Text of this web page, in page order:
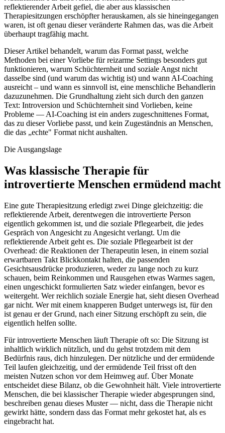
reflektierender Arbeit gefiel, die aber aus klassischen
Therapiesitzungen erschöpfter herauskamen, als sie hineingegangen
waren, ist oft genau dieser veränderte Rahmen das, was die Arbeit
überhaupt tragfähig macht.
Dieser Artikel behandelt, warum das Format passt, welche
Methoden bei einer Vorliebe für reizarme Settings besonders gut
funktionieren, warum Schüchternheit und soziale Angst nicht
dasselbe sind (und warum das wichtig ist) und wann AI-Coaching
ausreicht – und wann es sinnvoll ist, eine menschliche Behandlerin
dazuzunehmen. Die Grundhaltung zieht sich durch den ganzen
Text: Introversion und Schüchternheit sind Vorlieben, keine
Probleme — AI-Coaching ist ein anders zugeschnittenes Format,
das zu dieser Vorliebe passt, und kein Zugeständnis an Menschen,
die das „echte" Format nicht aushalten.
Die Ausgangslage
Was klassische Therapie für
introvertierte Menschen ermüdend macht
Eine gute Therapiesitzung erledigt zwei Dinge gleichzeitig: die
reflektierende Arbeit, derentwegen die introvertierte Person
eigentlich gekommen ist, und die soziale Pflegearbeit, die jedes
Gespräch von Angesicht zu Angesicht verlangt. Um die
reflektierende Arbeit geht es. Die soziale Pflegearbeit ist der
Overhead: die Reaktionen der Therapeutin lesen, in einem sozial
erwartbaren Takt Blickkontakt halten, die passenden
Gesichtsausdrücke produzieren, weder zu lange noch zu kurz
schauen, beim Reinkommen und Rausgehen etwas Warmes sagen,
einen ungeschickt formulierten Satz wieder einfangen, bevor es
weitergeht. Wer reichlich soziale Energie hat, sieht diesen Overhead
gar nicht. Wer mit einem knapperen Budget unterwegs ist, für den
ist genau er der Grund, nach einer Sitzung erschöpft zu sein, die
eigentlich helfen sollte.
Für introvertierte Menschen läuft Therapie oft so: Die Sitzung ist
inhaltlich wirklich nützlich, und du gehst trotzdem mit dem
Bedürfnis raus, dich hinzulegen. Der nützliche und der ermüdende
Teil laufen gleichzeitig, und der ermüdende Teil frisst oft den
meisten Nutzen schon vor dem Heimweg auf. Über Monate
entscheidet diese Bilanz, ob die Gewohnheit hält. Viele introvertierte
Menschen, die bei klassischer Therapie wieder abgesprungen sind,
beschreiben genau dieses Muster — nicht, dass die Therapie nicht
gewirkt hätte, sondern dass das Format mehr gekostet hat, als es
eingebracht hat.